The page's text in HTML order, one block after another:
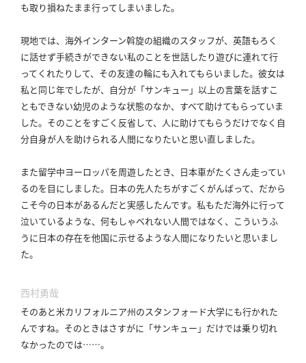
も取り損ねたまま行ってしまいました。
現地では、海外インターン斡旋の組織のスタッフが、英語もろく
に話せず手続きができない私のことを世話したり遊びに連れて行
ってくれたりして、その友達の輪にも入れてもらいました。 彼女は
私と同じ年でしたが、自分が「サンキュー」以上の言葉を話すこ
ともできない幼児のような状態のなか、すべて助けてもらっていま
した。 そのことをすごく反省して、人に助けてもらうだけでなく自
分自身が人を助けられる人間になりたいと思い直しました。
また留学中ヨーロッパを周遊したとき、日本車がたくさん走ってい
るのを目にしました。 日本の先人たちがすごくがんばって、だから
こそ今の日本があるんだと実感したんです。 私もただ海外に行って
泣いているような、何もしゃべれない人間ではなく、こういうふ
うに日本の存在を他国に示せるような人間になりたいと思いまし
た。
西村勇哉
そのあと米カリフォルニア州のスタンフォード大学にも行かれた
んですね。 そのときはさすがに「サンキュー」だけでは乗り切れ
なかったのでは……。